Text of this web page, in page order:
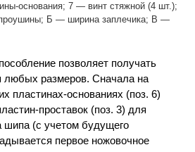
основания; 7 — винт стяжной (4 шт.);
Б — ширина заплечика; В —
позволяет получать
любых размеров. Сначала на
пластинах-основаниях (поз. 6)
проставок (поз. 3) для
шипа (с учетом будущего
первое ножовочное